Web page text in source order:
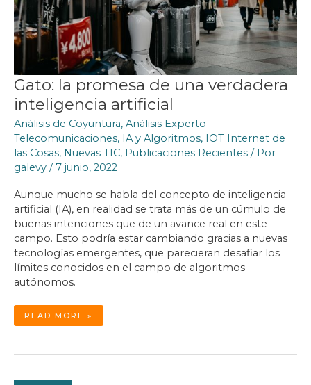
Gato: la promesa de una verdadera
inteligencia artificial
Análisis de Coyuntura, Análisis Experto
Telecomunicaciones, IA y Algoritmos, IOT Internet de
las Cosas, Nuevas TIC, Publicaciones Recientes / Por
galevy / 7 junio, 2022
Aunque mucho se habla del concepto de inteligencia
artificial (IA), en realidad se trata más de un cúmulo de
buenas intenciones que de un avance real en este
campo. Esto podría estar cambiando gracias a nuevas
tecnologías emergentes, que parecieran desafiar los
límites conocidos en el campo de algoritmos
autónomos.
GATO:
LA
PROMESA
INTELIGENCIA
READ MORE »